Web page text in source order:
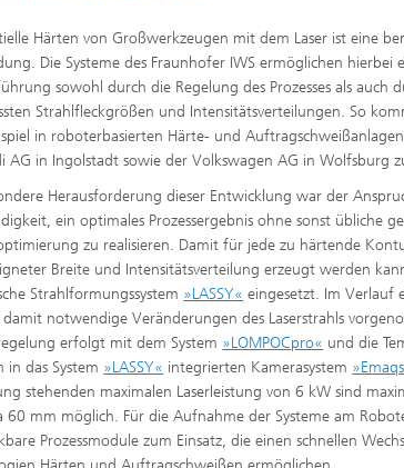
Wärmebehandlung
Beschichten
Mikro- und
Härten von Großwerkzeugen mit dem Laser ist eine
Die Systeme des Fraunhofer IWS ermöglichen hierbei
sowohl durch die Regelung des Prozesses als auch
Strahlfleckgrößen und Intensitätsverteilungen. So
in roboterbasierten Härte- und
AG in Ingolstadt sowie der Volkswagen AG in Wolfsburg
Herausforderung dieser Entwicklung war der
ein optimales Prozessergebnis ohne sonst übliche
zu realisieren. Damit für jede zu härtende
Breite und Intensitätsverteilung erzeugt werden
Strahlformungssystem »LASSY« eingesetzt. Im Verlauf
notwendige Veränderungen des Laserstrahls
erfolgt mit dem System »LOMPOCpro« und die
in das System »LASSY« integrierten Kamerasystem
stehenden maximalen Laserleistung von 6 kW sind
60 mm möglich. Für die Aufnahme der Systeme am
Prozessmodule zum Einsatz, die einen schnellen